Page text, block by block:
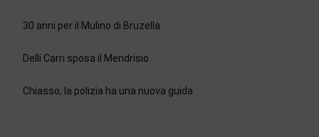
30 anni per il Mulino di Bruzella
Delli Carri sposa il Mendrisio
Chiasso, la polizia ha una nuova guida